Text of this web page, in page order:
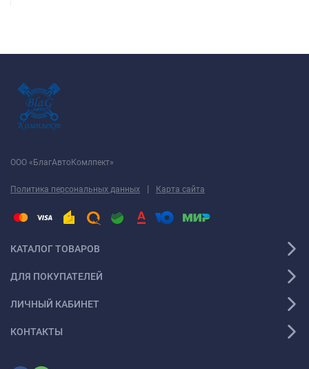
ООО «БлагАвтоКомлпект»
Политика персональных данных | Карта сайта
КАТАЛОГ ТОВАРОВ
ДЛЯ ПОКУПАТЕЛЕЙ
ЛИЧНЫЙ КАБИНЕТ
КОНТАКТЫ